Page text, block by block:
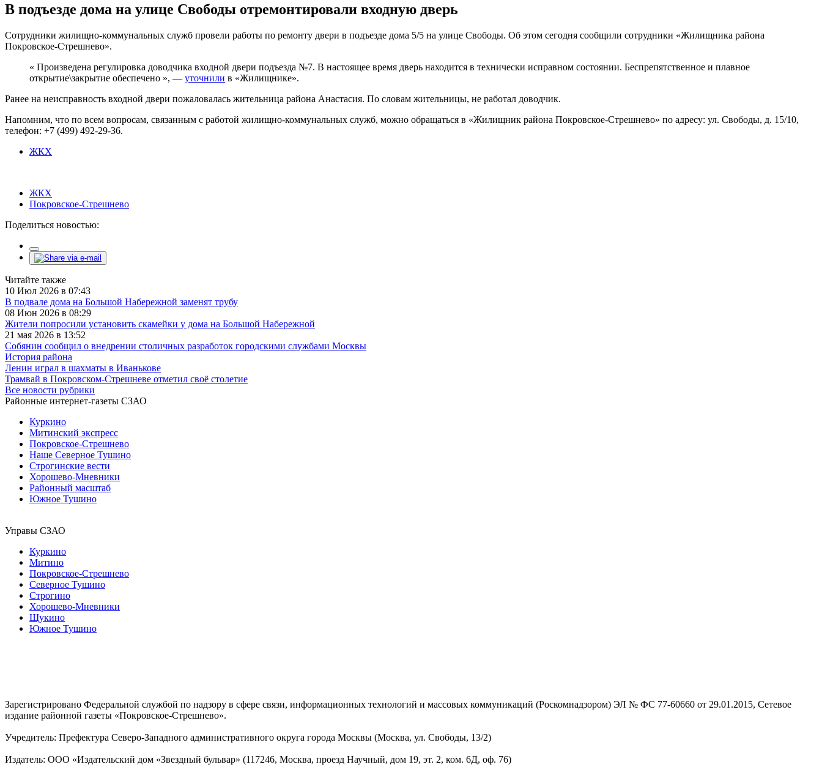
В подъезде дома на улице Свободы отремонтировали входную дверь
Сотрудники жилищно-коммунальных служб провели работы по ремонту двери в подъезде дома 5/5 на улице Свободы. Об этом сегодня сообщили сотрудники «Жилищника района
Покровское-Стрешнево».
« Произведена регулировка доводчика входной двери подъезда №7. В настоящее время дверь находится в технически исправном состоянии. Беспрепятственное и плавное
открытие\закрытие обеспечено », — уточнили в «Жилищнике».
Ранее на неисправность входной двери пожаловалась жительница района Анастасия. По словам жительницы, не работал доводчик.
Напомним, что по всем вопросам, связанным с работой жилищно-коммунальных служб, можно обращаться в «Жилищник района Покровское-Стрешнево» по адресу: ул. Свободы, д. 15/10​,
телефон: +7 (499) 492-29-36.
ЖКХ
ЖКХ
Покровское-Стрешнево
Поделиться новостью:
Читайте также
10 Июл 2026 в 07:43
В подвале дома на Большой Набережной заменят трубу
08 Июн 2026 в 08:29
Жители попросили установить скамейки у дома на Большой Набережной
21 мая 2026 в 13:52
Собянин сообщил о внедрении столичных разработок городскими службами Москвы
История района
Ленин играл в шахматы в Иванькове
Трамвай в Покровском-Стрешневе отметил своё столетие
Все новости рубрики
Районные интернет-газеты СЗАО
Куркино
Митинский экспресс
Покровское-Стрешнево
Наше Северное Тушино
Строгинские вести
Хорошево-Мневники
Районный масштаб
Южное Тушино
Управы СЗАО
Куркино
Митино
Покровское-Стрешнево
Северное Тушино
Строгино
Хорошево-Мневники
Щукино
Южное Тушино
Зарегистрировано Федеральной службой по надзору в сфере связи, информационных технологий и массовых коммуникаций (Роскомнадзором) ЭЛ № ФС 77-60660 от 29.01.2015, Сетевое
издание районной газеты «Покровское-Стрешнево».
Учредитель: Префектура Северо-Западного административного округа города Москвы (Москва, ул. Свободы, 13/2)
Издатель: ООО «Издательский дом «Звездный бульвар» (117246, Москва, проезд Научный, дом 19, эт. 2, ком. 6Д, оф. 76)